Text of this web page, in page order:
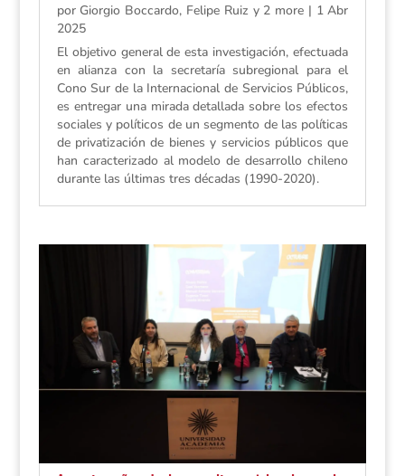
por Giorgio Boccardo, Felipe Ruiz y 2 more | 1 Abr
2025
El objetivo general de esta investigación, efectuada
en alianza con la secretaría subregional para el
Cono Sur de la Internacional de Servicios Públicos,
es entregar una mirada detallada sobre los efectos
sociales y políticos de un segmento de las políticas
de privatización de bienes y servicios públicos que
han caracterizado al modelo de desarrollo chileno
durante las últimas tres décadas (1990-2020).